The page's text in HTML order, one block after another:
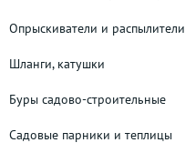
Опрыскиватели и распылители
Шланги, катушки
Буры садово-строительные
Садовые парники и теплицы